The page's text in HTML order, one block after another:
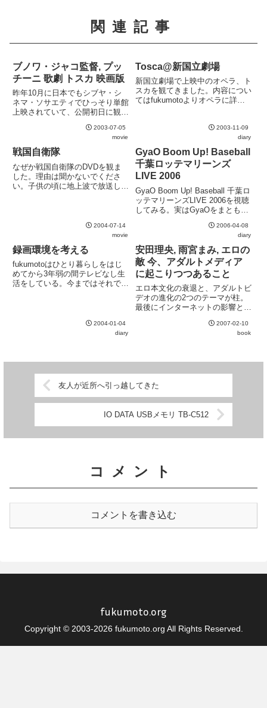
関連記事
ブノワ・ジャコ監督, プッ
チーニ 歌劇 トスカ 映画版
昨年10月に日本でもシブヤ・シ
ネマ・ソサエティでひっそり単館
上映されていて、公開初日に観に
り買ってしまいました。アラーニ
ャ、ゲオルギュー、ライモンディ
の豪華キャスティングに加えて映
画的演出もすばらしく初心者に
も...
2003-07-05
movie
Tosca@新国立劇場
新国立劇場で上映中のオペラ、ト
スカを観てきました。内容につい
てはfukumotoよりオペラに詳し
に入ったのは、第一幕のテ・デウ
ムのシーンをきちんと荘厳に再現
していること。本筋の...
2003-11-09
diary
戦国自衛隊
なぜか戦国自衛隊のDVDを観ま
した。理由は聞かないでくださ
い。子供の頃に地上波で放送して
モです。千葉真一御大が絶好調で
す三村一士と農家の娘が何の脈絡
2004-07-14
movie
GyaO Boom Up! Baseball
千葉ロッテマリーンズ
LIVE 2006
GyaO Boom Up! Baseball 千葉ロ
ッテマリーンズLIVE 2006を視聴
してみる。実はGyaOをまともに
ないレベル。ただし、視聴中にま
れに途切れがある。映像はともか
く、音声の途切れはやっぱり気...
2006-04-08
diary
録画環境を考える
fukumotoはひとり暮らしをはじ
めてから3年弱の間テレビなし生
活をしている。今まではそれでも
え今更普通にテレビとビデオを買
2004-01-04
diary
安田理央, 雨宮まみ, エロの
敵 今、アダルトメディア
に起こりつつあること
エロ本文化の衰退と、アダルトビ
デオの進化の2つのテーマが柱。
最後にインターネットの影響と次
いるが、こちらは少し踏み込みが
浅いか。特に、サブカルチャーの
味...
2007-02-10
book
友人が近所へ引っ越してきた
IO DATA USBメモリ TB-C512
コメント
コメントを書き込む
fukumoto.org
Copyright © 2003-2026 fukumoto.org All Rights Reserved.